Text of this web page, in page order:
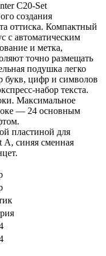
C20-Set
создания
оттиска. Компактный
с автоматическим
и метка,
точно размещать
подушка легко
букв, цифр и символов
набор текста.
Максимальное
— 24 основным
пластиной для
A, синяя сменная